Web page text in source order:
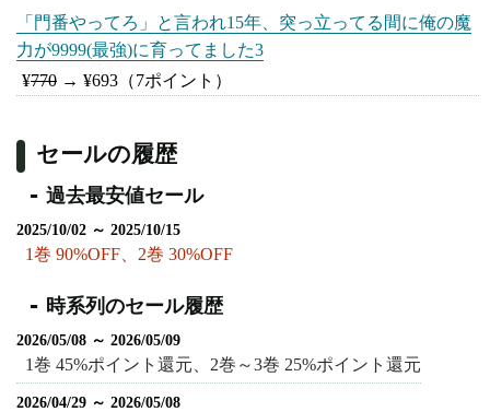
「門番やってろ」と言われ15年、突っ立ってる間に俺の魔
力が9999(最強)に育ってました3
¥770 → ¥693 （7ポイント）
セールの履歴
過去最安値セール
2025/10/02 ～ 2025/10/15
1巻 90%OFF、2巻 30%OFF
時系列のセール履歴
2026/05/08 ～ 2026/05/09
1巻 45%ポイント還元、2巻～3巻 25%ポイント還元
2026/04/29 ～ 2026/05/08